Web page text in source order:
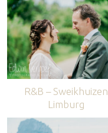
R&B – Sweikhuizen
Limburg